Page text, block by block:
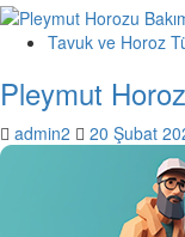
Tavuk ve Horoz
Pleymut
admin2 20 Şubat